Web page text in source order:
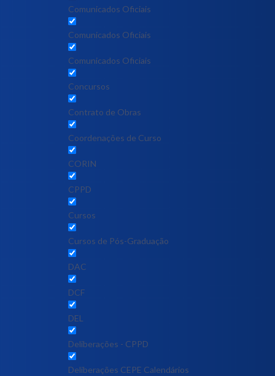
Comunicados Oficiais
Comunicados Oficiais
Comunicados Oficiais
Concursos
Contrato de Obras
Coordenações de Curso
CORIN
CPPD
Cursos
Cursos de Pós-Graduação
DAC
DCF
DEL
Deliberações - CPPD
Deliberações CEPE Calendários